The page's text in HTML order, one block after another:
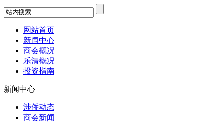
网站首页
新闻中心
商会概况
乐清概况
投资指南
新闻中心
涉侨动态
商会新闻